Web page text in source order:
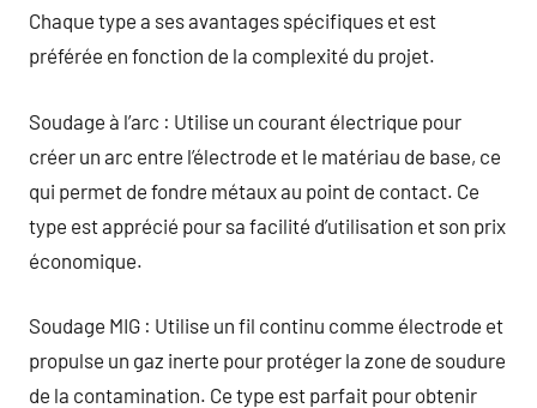
Chaque type a ses avantages spécifiques et est
préférée en fonction de la complexité du projet.
Soudage à l’arc : Utilise un courant électrique pour
créer un arc entre l’électrode et le matériau de base, ce
qui permet de fondre métaux au point de contact. Ce
type est apprécié pour sa facilité d’utilisation et son prix
économique.
Soudage MIG : Utilise un fil continu comme électrode et
propulse un gaz inerte pour protéger la zone de soudure
de la contamination. Ce type est parfait pour obtenir